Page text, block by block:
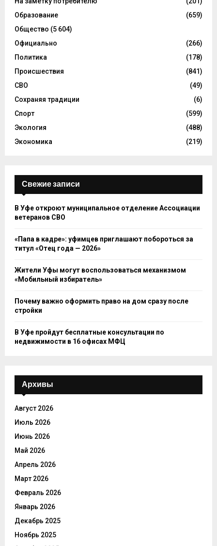
Образование
(659)
Общество (5 604)
Официально
(266)
Политика
(178)
Происшествия
(841)
СВО
(49)
Сохраняя традиции
(6)
Спорт
(599)
Экология
(488)
Экономика
(219)
Свежие записи
В Уфе откроют муниципальное отделение Ассоциации
ветеранов СВО
«Папа в кадре»: уфимцев приглашают побороться за
титул «Отец года — 2026»
Жители Уфы могут воспользоваться механизмом
«Мобильный избиратель»
Почему важно оформить право на дом сразу после
стройки
В Уфе пройдут бесплатные консультации по
недвижимости в 16 офисах МФЦ
Архивы
Август 2026
Июль 2026
Июнь 2026
Май 2026
Апрель 2026
Март 2026
Февраль 2026
Январь 2026
Декабрь 2025
Ноябрь 2025